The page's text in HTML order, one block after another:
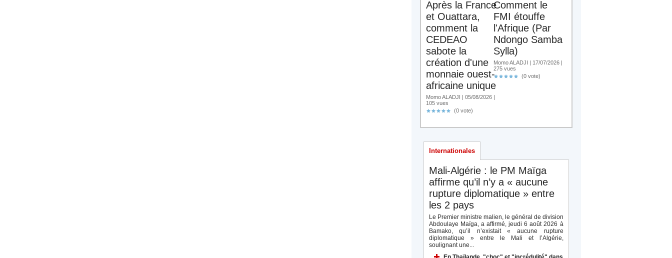
Après la France
et Ouattara,
comment la
CEDEAO
sabote la
création d'une
monnaie ouest-
africaine unique
Momo ALADJI | 05/08/2026 |
105 vues
(0 vote)
Comment le
FMI étouffe
l'Afrique (Par
Ndongo Samba
Sylla)
Momo ALADJI | 17/07/2026 |
275 vues
(0 vote)
Internationales
Mali-Algérie : le PM Maïga
affirme qu’il n’y a « aucune
rupture diplomatique » entre
les 2 pays
Le Premier ministre malien, le général de division
Abdoulaye Maïga, a affirmé, jeudi 6 août 2026 à
Bamako, qu’il n’existait « aucune rupture
diplomatique » entre le Mali et l’Algérie,
soulignant une...